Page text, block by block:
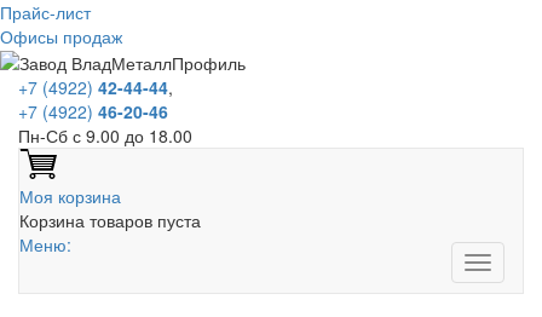
Прайс-лист
Офисы продаж
+7 (4922) 42-44-44,
+7 (4922) 46-20-46
Пн-Сб с 9.00 до 18.00
Моя корзина
Корзина товаров пуста
Меню: